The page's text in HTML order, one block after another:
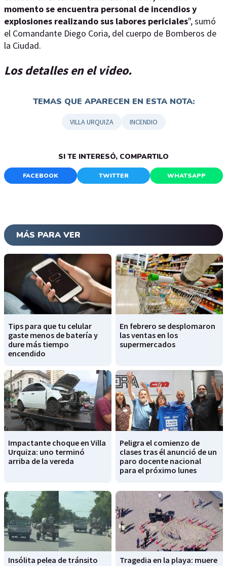
momento se encuentra personal de incendios y
explosiones realizando sus labores periciales", sumó
el Comandante Diego Coria, del cuerpo de Bomberos de
la Ciudad.
Los detalles en el video.
TEMAS QUE APARECEN EN ESTA NOTA:
VILLA URQUIZA INCENDIO
SI TE INTERESÓ, COMPARTILO
FACEBOOK TWITTER WHATSAPP
MÁS PARA VER
Tips para que tu celular
gaste menos de batería y
dure más tiempo
encendido
En febrero se desplomaron
las ventas en los
supermercados
Impactante choque en Villa
Urquiza: uno terminó
arriba de la vereda
Peligra el comienzo de
clases tras él anunció de un
paro docente nacional
para el próximo lunes
Insólita pelea de tránsito
Tragedia en la playa: muere